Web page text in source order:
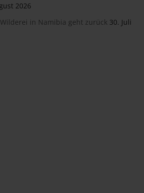
2026
in Namibia geht zurück 30. Juli